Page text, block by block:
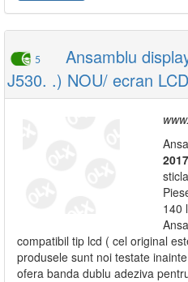
5
Ansamblu
J530. .) NOU/ ecran
2017
140
compatibil tip lcd ( cel original
produsele sunt noi testate
ofera banda dublu adeziva